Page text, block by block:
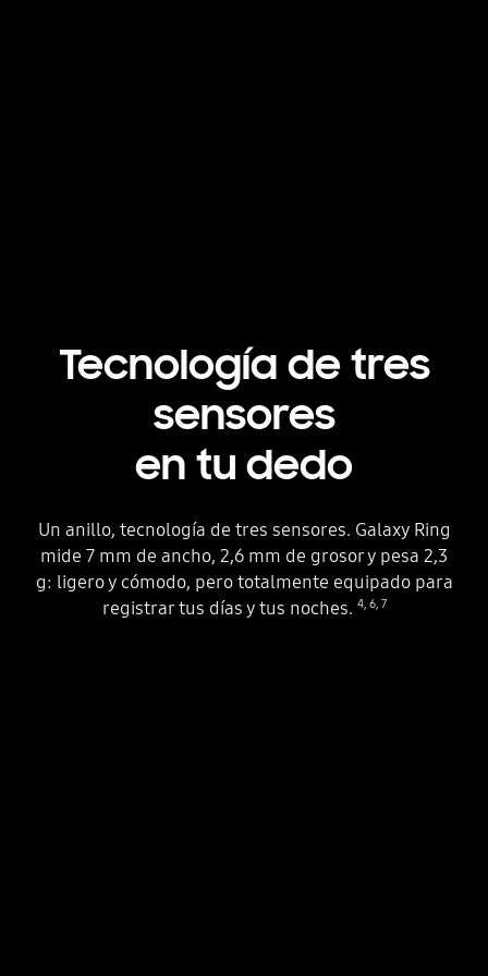
Tecnología de tres
sensores
en tu dedo
Un anillo, tecnología de tres sensores. Galaxy Ring
mide 7 mm de ancho, 2,6 mm de grosor y pesa 2,3
g: ligero y cómodo, pero totalmente equipado para
registrar tus días y tus noches. 4, 6, 7